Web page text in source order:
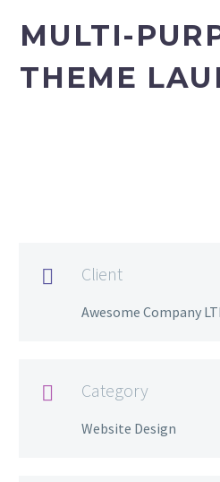
MULTI-
THEME
 Client
Awesome Company
 Category
Website Design